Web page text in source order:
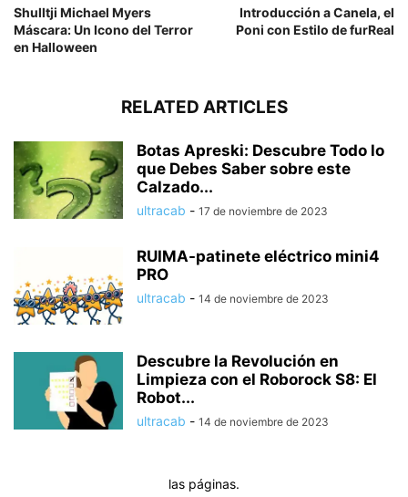
Shulltji Michael Myers
Máscara: Un Icono del Terror
en Halloween
Introducción a Canela, el
Poni con Estilo de furReal
RELATED ARTICLES
Botas Apreski: Descubre Todo lo
que Debes Saber sobre este
Calzado...
ultracab - 17 de noviembre de 2023
RUIMA-patinete eléctrico mini4
PRO
ultracab - 14 de noviembre de 2023
Descubre la Revolución en
Limpieza con el Roborock S8: El
Robot...
ultracab - 14 de noviembre de 2023
las páginas.